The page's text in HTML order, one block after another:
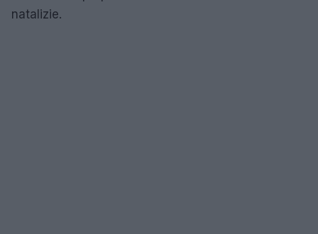
natalizie.